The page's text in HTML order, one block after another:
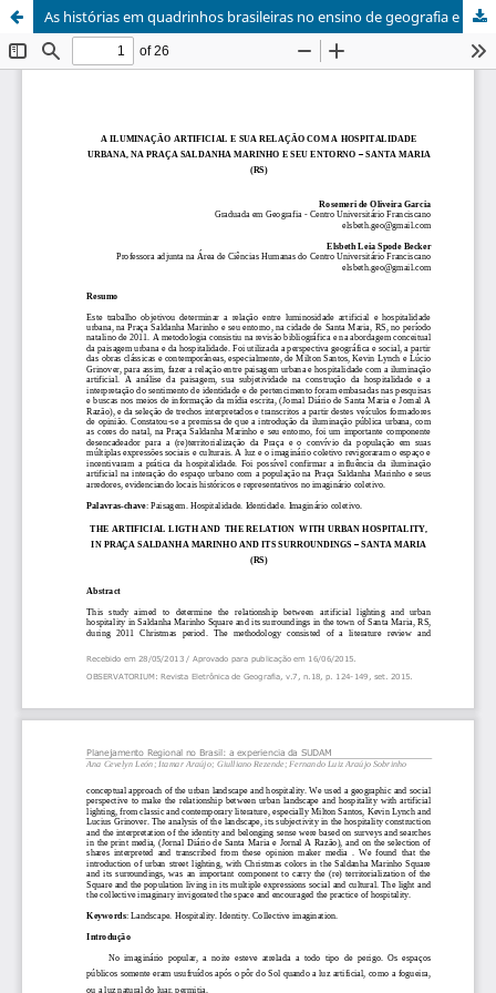
As histórias em quadrinhos brasileiras no ensino de geografia e a questão étnico-racial / The brazilian comics in teaching geography and ethnic and racial issue